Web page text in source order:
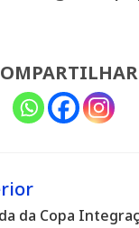
da Copa